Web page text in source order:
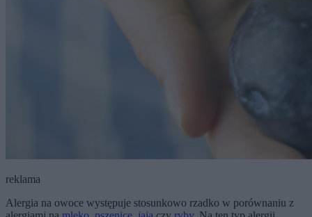
reklama
Alergia na owoce występuje stosunkowo rzadko w porównaniu z